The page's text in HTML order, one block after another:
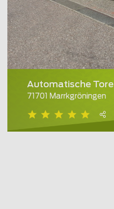
Automatische Tore
71701 Marrkgröningen